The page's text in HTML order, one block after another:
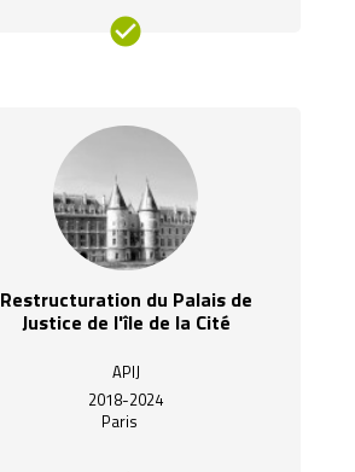
Restructuration du Palais de
Justice de l'île de la Cité
APIJ
2018-2024
Paris